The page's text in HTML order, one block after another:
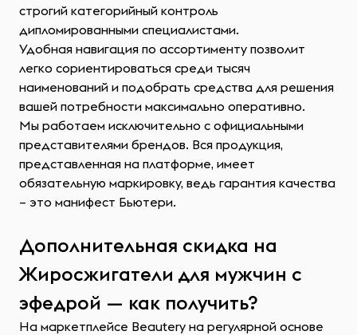
строгий категорийный контроль
дипломированными специалистами.
Удобная навигация по ассортименту позволит
легко сориентироваться среди тысяч
наименований и подобрать средства для решения
вашей потребности максимально оперативно.
Мы работаем исключительно с официальными
представителями брендов. Вся продукция,
представленная на платформе, имеет
обязательную маркировку, ведь гарантия качества
– это манифест Бьютери.
Дополнительная скидка на
Жиросжигатели для мужчин с
эфедрой — как получить?
На маркетплейсе Beautery на регулярной основе